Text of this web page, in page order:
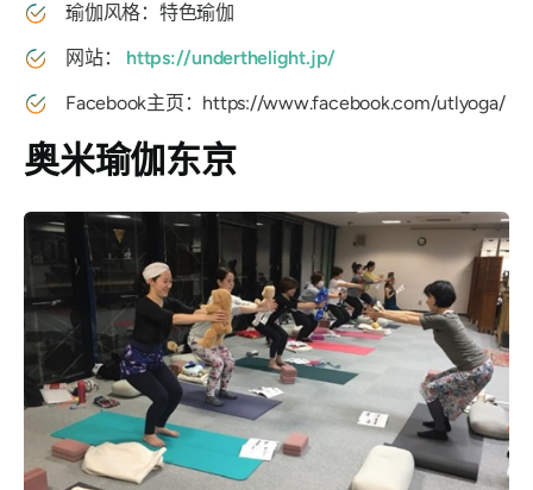
瑜伽风格：特色瑜伽
网站： https://underthelight.jp/
Facebook主页：https://www.facebook.com/utlyoga/
奥米瑜伽东京